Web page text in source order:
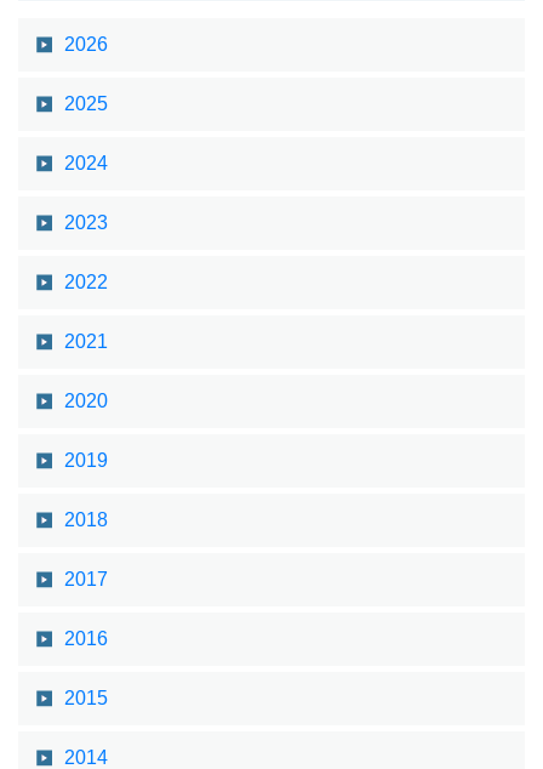
2026
2025
2024
2023
2022
2021
2020
2019
2018
2017
2016
2015
2014